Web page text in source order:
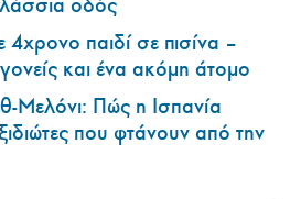
οδός
παιδί σε πισίνα –
και ένα ακόμη άτομο
Μελόνι: Πώς η Ισπανία
που φτάνουν από την